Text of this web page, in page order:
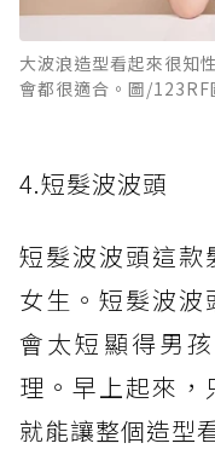
大波浪造型看起來很知
會都很適合。圖/123RF
4.短髮波波頭
短髮波波頭這款
女生。短髮波波
會太短顯得男
理。早上起來，
就能讓整個造型